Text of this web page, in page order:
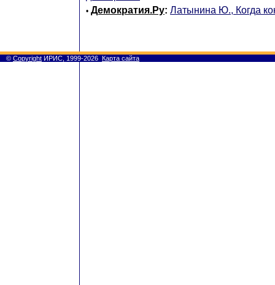
• Демократия.Ру: Латынина Ю., Когда
© Copyright ИРИС, 1999-2026 Карта сайта